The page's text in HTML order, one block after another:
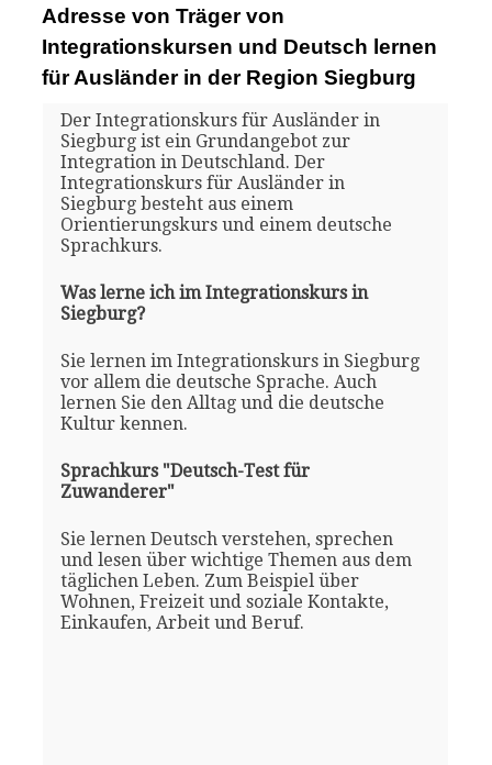
Adresse von Träger von
Integrationskursen und Deutsch lernen
für Ausländer in der Region Siegburg
Der Integrationskurs für Ausländer in
Siegburg ist ein Grundangebot zur
Integration in Deutschland. Der
Integrationskurs für Ausländer in
Siegburg besteht aus einem
Orientierungskurs und einem deutsche
Sprachkurs.
Was lerne ich im Integrationskurs in
Siegburg?
Sie lernen im Integrationskurs in Siegburg
vor allem die deutsche Sprache. Auch
lernen Sie den Alltag und die deutsche
Kultur kennen.
Sprachkurs "Deutsch-Test für
Zuwanderer"
Sie lernen Deutsch verstehen, sprechen
und lesen über wichtige Themen aus dem
täglichen Leben. Zum Beispiel über
Wohnen, Freizeit und soziale Kontakte,
Einkaufen, Arbeit und Beruf.